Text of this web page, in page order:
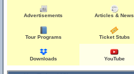
Advertisements Articles & News
Tour Programs Ticket Stubs
Downloads YouTube